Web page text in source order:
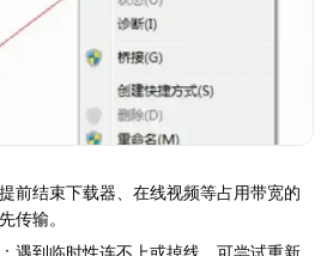
提前结束下载器、在线视频等占用带宽的
传输。
：遇到临时性连不上或掉线，可尝试重新